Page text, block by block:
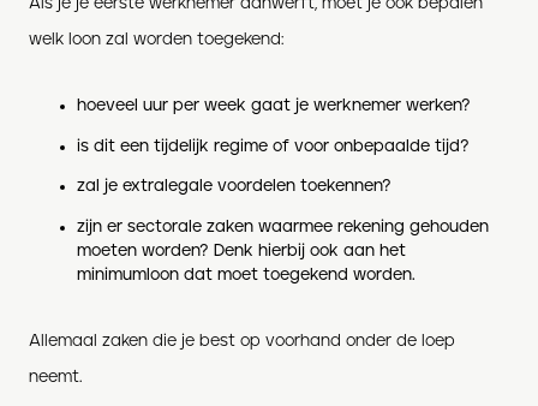
Als je je eerste werknemer aanwerft, moet je ook bepalen
welk loon zal worden toegekend:
hoeveel uur per week gaat je werknemer werken?
is dit een tijdelijk regime of voor onbepaalde tijd?
zal je extralegale voordelen toekennen?
zijn er sectorale zaken waarmee rekening gehouden
moeten worden? Denk hierbij ook aan het
minimumloon dat moet toegekend worden.
Allemaal zaken die je best op voorhand onder de loep
neemt.